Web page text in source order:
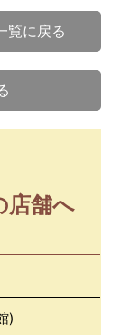
覧に戻る
店舗へ
)